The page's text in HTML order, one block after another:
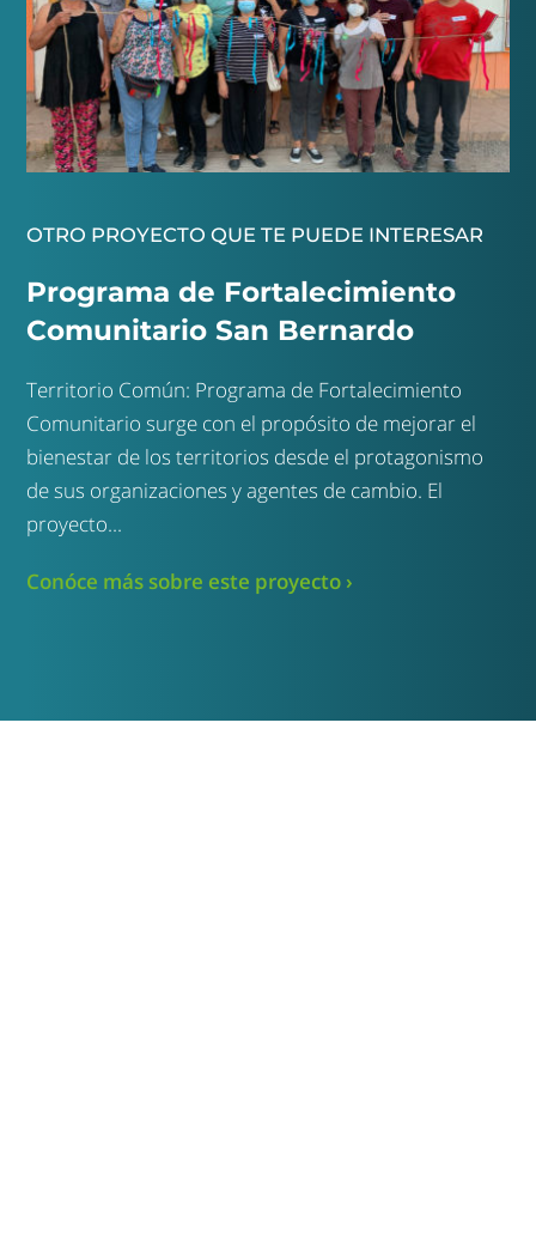
OTRO PROYECTO QUE TE PUEDE INTERESAR
Programa de Fortalecimiento
Comunitario San Bernardo
Territorio Común: Programa de Fortalecimiento
Comunitario surge con el propósito de mejorar el
bienestar de los territorios desde el protagonismo
de sus organizaciones y agentes de cambio. El
proyecto...
Conóce más sobre este proyecto ›